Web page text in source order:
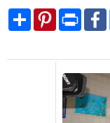
SharePinterest Print
Facebook